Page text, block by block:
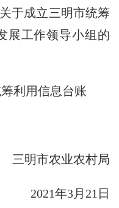
于成立三明市统筹
展工作领导小组的
利用信息台账
三明市农业农村局
2021年3月 21 日